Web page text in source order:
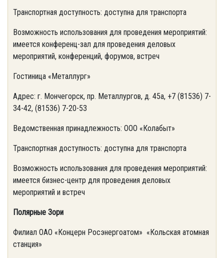
Транспортная доступность: доступна для транспорта
Возможность использования для проведения мероприятий:
имеется конференц-зал для проведения деловых
мероприятий, конференций, форумов, встреч
Гостиница «Металлург»
Адрес: г. Мончегорск, пр. Металлургов, д. 45а, +7 (81536) 7-
34-42, (81536) 7-20-53
Ведомственная принадлежность: ООО «Колабыт»
Транспортная доступность: доступна для транспорта
Возможность использования для проведения мероприятий:
имеется бизнес-центр для проведения деловых
мероприятий и встреч
Полярные Зори
Филиал ОАО «Концерн Росэнергоатом» «Кольская атомная
станция»